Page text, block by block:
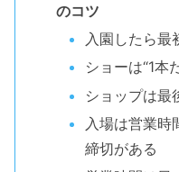
のコツ
入園したら最
ショーは“1本
ショップは最
入場は営業時
締切がある